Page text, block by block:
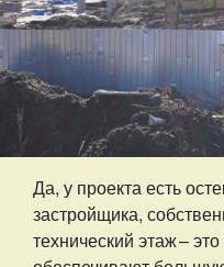
Да, у проекта есть
застройщика,
технический этаж –